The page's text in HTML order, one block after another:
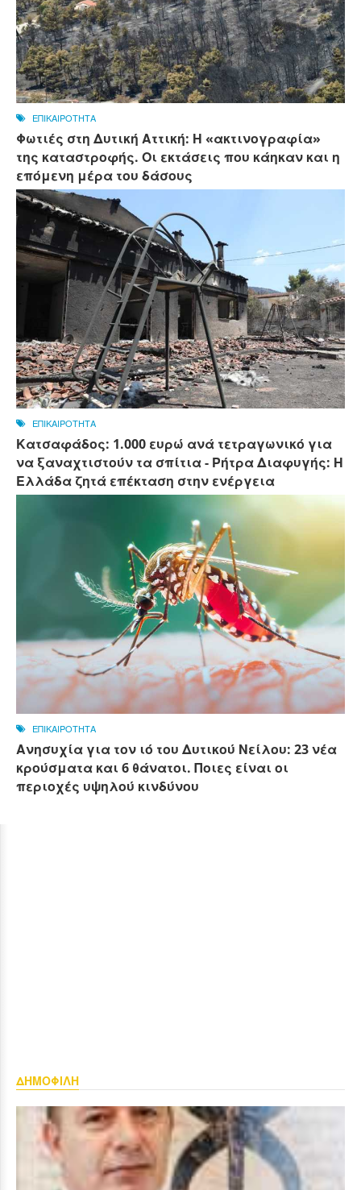
ΕΠΙΚΑΙΡΟΤΗΤΑ
Φωτιές στη Δυτική Αττική: Η «ακτινογραφία»
της καταστροφής. Οι εκτάσεις που κάηκαν και η
επόμενη μέρα του δάσους
ΕΠΙΚΑΙΡΟΤΗΤΑ
Κατσαφάδος: 1.000 ευρώ ανά τετραγωνικό για
να ξαναχτιστούν τα σπίτια - Ρήτρα Διαφυγής: Η
Ελλάδα ζητά επέκταση στην ενέργεια
ΕΠΙΚΑΙΡΟΤΗΤΑ
Ανησυχία για τον ιό του Δυτικού Νείλου: 23 νέα
κρούσματα και 6 θάνατοι. Ποιες είναι οι
περιοχές υψηλού κινδύνου
ΔΗΜΟΦΙΛΗ